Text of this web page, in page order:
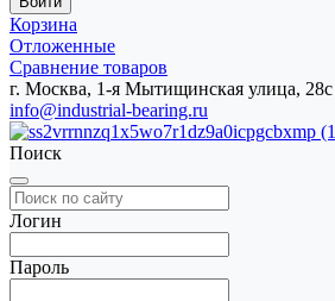
Корзина
Отложенные
Сравнение товаров
г. Москва, 1-я Мытищинская улица, 28с
info@industrial-bearing.ru
Поиск
Логин
Пароль